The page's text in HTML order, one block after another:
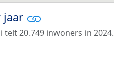
jaar
20.749 inwoners in 2024.